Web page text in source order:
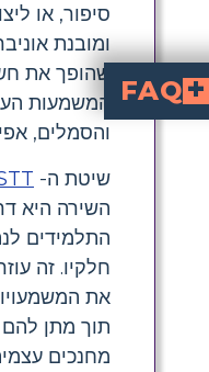
סיפור, או
ומובנת
שהופך את
המשמעות
והסמלים,
שיטת ה-
השירה היא
התלמידים
חלקיו. זה
את
תוך מתן להם
מחנכים
FAQ